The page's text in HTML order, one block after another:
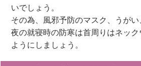
いでしょう。
その為、風邪予防のマスク、うがい
夜の就寝時の防寒は首周りはネッ
ようにしましょう。